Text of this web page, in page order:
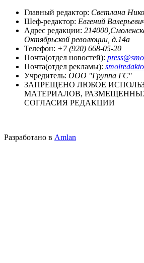
Главный редактор: Светлана
Шеф-редактор: Евгений
Адрес редакции:
Октябрьской революции, д.14а
Телефон: +7 (920) 668-05-20
Почта(отдел новостей):
Почта(отдел рекламы):
Учредитель: ООО "Группа ГС"
ЗАПРЕЩЕНО ЛЮБОЕ
МАТЕРИАЛОВ,
СОГЛАСИЯ РЕДАКЦИИ
Разработано в Amlan